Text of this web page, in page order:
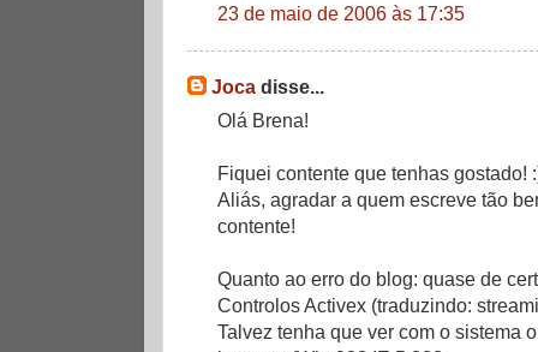
23 de maio de 2006 às 17:35
Joca disse...
Olá Brena!
Fiquei contente que tenhas gostado!
Aliás, agradar a quem escreve tão
contente!
Quanto ao erro do blog: quase de
Controlos Activex (traduzindo:
Talvez tenha que ver com o sistema